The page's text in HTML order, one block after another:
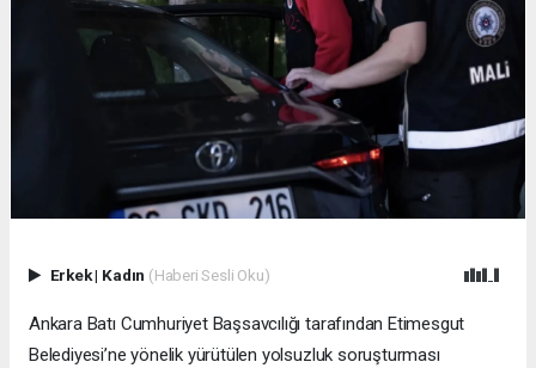
Erkek| Kadın (Haberi Sesli Oku)
Ankara Batı Cumhuriyet Başsavcılığı tarafından Etimesgut
Belediyesi’ne yönelik yürütülen yolsuzluk soruşturması